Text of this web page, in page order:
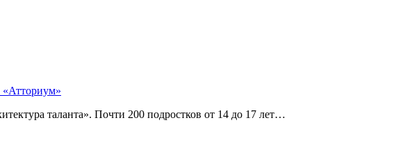
«Атториум»
таланта». Почти 200 подростков от 14 до 17 лет…